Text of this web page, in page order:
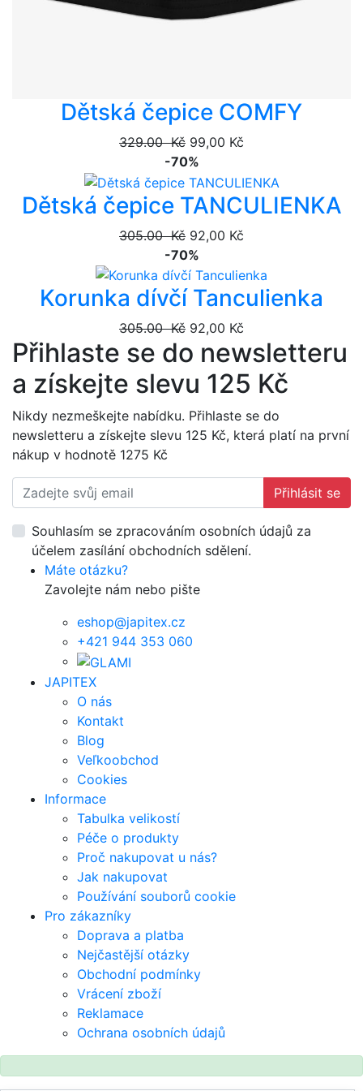
Dětská čepice COMFY
329.00 Kč 99,00 Kč
-70%
Dětská čepice TANCULIENKA
305.00 Kč 92,00 Kč
-70%
Korunka dívčí Tanculienka
305.00 Kč 92,00 Kč
Přihlaste se do newsletteru
a získejte slevu 125 Kč
Nikdy nezmeškejte nabídku. Přihlaste se do
newsletteru a získejte slevu 125 Kč, která platí na první
nákup v hodnotě 1275 Kč
Přihlásit se
Souhlasím se zpracováním osobních údajů za
účelem zasílání obchodních sdělení.
Máte otázku?
Zavolejte nám nebo pište
eshop@japitex.cz
+421 944 353 060
JAPITEX
O nás
Kontakt
Blog
Veľkoobchod
Cookies
Informace
Tabulka velikostí
Péče o produkty
Proč nakupovat u nás?
Jak nakupovat
Používání souborů cookie
Pro zákazníky
Doprava a platba
Nejčastější otázky
Obchodní podmínky
Vrácení zboží
Reklamace
Ochrana osobních údajů